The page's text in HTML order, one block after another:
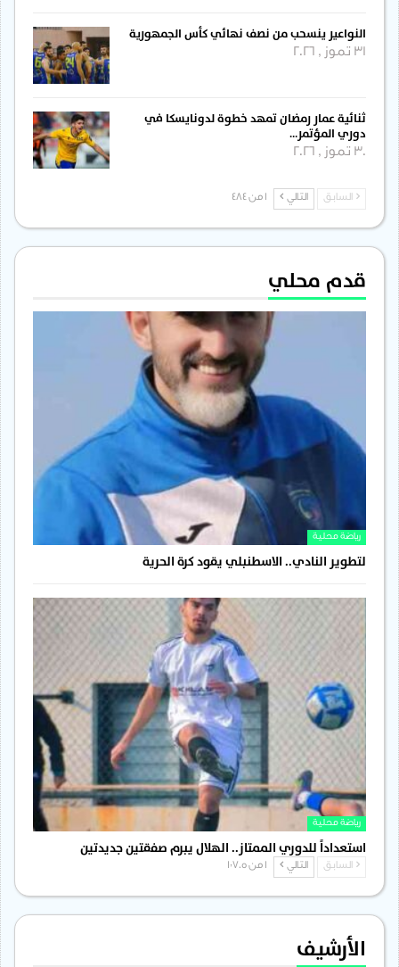
النواعير ينسحب من نصف نهائي كأس الجمهورية
31 تموز , 2026
ثنائية عمار رمضان تمهد خطوة لدونايسكا في
دوري المؤتمر…
30 تموز , 2026
السابق التالي
قدم محلي
رياضة محلية
لتطوير النادي.. الاسطنبلي يقود كرة الحرية
رياضة محلية
استعداداً للدوري الممتاز.. الهلال يبرم صفقتين جديدتين
السابق التالي
الأرشيف